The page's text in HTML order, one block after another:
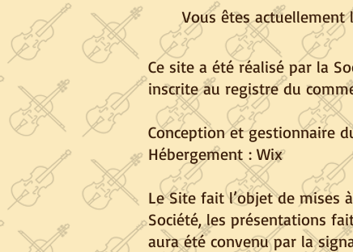
Vous êtes
Ce site a été réalisé par la
inscrite au registre du
Conception et gestionnaire
Hébergement : Wix
Le Site fait l’objet de mises
Société, les présentations
aura été convenu par la